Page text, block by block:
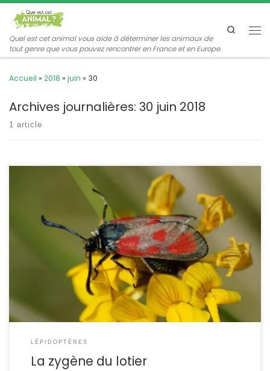
Passer au contenu
Quel est cet animal vous aide à déterminer les animaux de
tout genre que vous pouvez rencontrer en France et en Europe.
Search
Accueil » 2018 » juin » 30
Archives journalières: 30 juin 2018
1 article
Une nouvelle zygène (la 8ème du site) que l’on rencontre dans
des prairies sèches et calcicoles. C’est l’une des plus précoces
dans l’année. Son nom vernaculaire est assez arbitraire, les
chenilles se développent surtout sur l’hippocrépis à toupet.
Zygaena loti Denis & Schiffermüller,1775 La zygène de la
millefeuille La zygène de la […]
LÉPIDOPTÈRES
La zygène du lotier